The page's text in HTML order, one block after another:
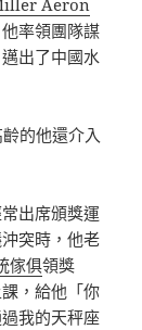
Aeron
率領團隊謀
出了中國水
的他還介入
出席頒獎運
突時，他老
傢俱領獎
，給他「你
我的天秤座